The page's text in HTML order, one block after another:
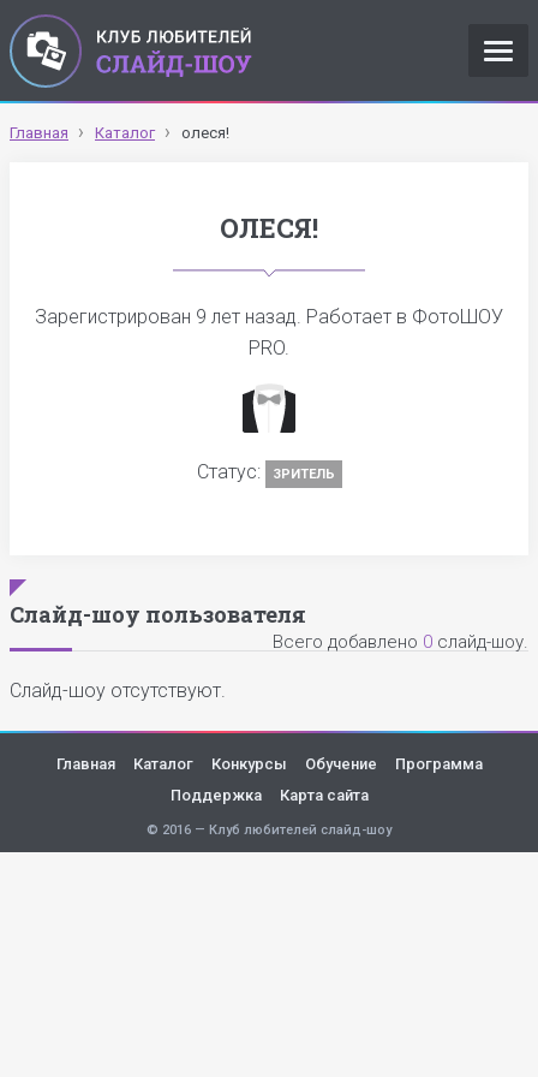
Главная Каталог олеся!
ОЛЕСЯ!
Зарегистрирован 9 лет назад. Работает в ФотоШОУ
PRO.
Статус: ЗРИТЕЛЬ
Слайд-шоу пользователя
Всего добавлено 0 слайд-шоу.
Слайд-шоу отсутствуют.
Главная Каталог Конкурсы Обучение
Программа
Поддержка
Карта сайта
© 2016 — Клуб любителей слайд-шоу